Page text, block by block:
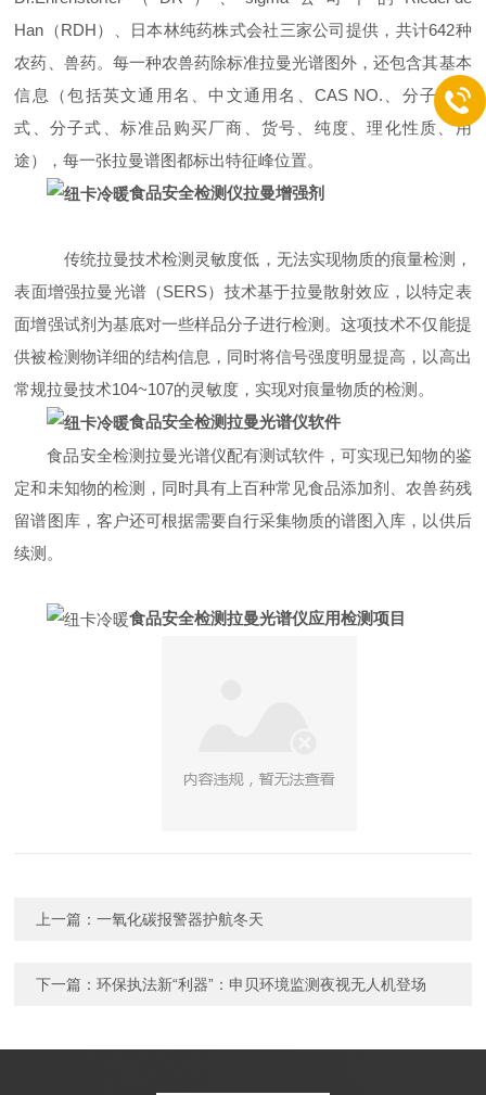
Han（RDH）、日本林纯药株式会社三家公司提供，共计642种
农药、兽药。每一种农兽药除标准拉曼光谱图外，还包含其基本
信息（包括英文通用名、中文通用名、CAS NO.、分子结构
式、分子式、标准品购买厂商、货号、纯度、理化性质、用
途），每一张拉曼谱图都标出特征峰位置。
食品安全检测仪拉曼增强剂
传统拉曼技术检测灵敏度低，无法实现物质的痕量检测，
表面增强拉曼光谱（SERS）技术基于拉曼散射效应，以特定表
面增强试剂为基底对一些样品分子进行检测。这项技术不仅能提
供被检测物详细的结构信息，同时将信号强度明显提高，以高出
常规拉曼技术104~107的灵敏度，实现对痕量物质的检测。
食品安全检测拉曼光谱仪软件
食品安全检测拉曼光谱仪配有测试软件，可实现已知物的鉴
定和未知物的检测，同时具有上百种常见食品添加剂、农兽药残
留谱图库，客户还可根据需要自行采集物质的谱图入库，以供后
续测。
食品安全检测拉曼光谱仪应用检测项目
上一篇：一氧化碳报警器护航冬天
下一篇：环保执法新“利器”：申贝环境监测夜视无人机登场